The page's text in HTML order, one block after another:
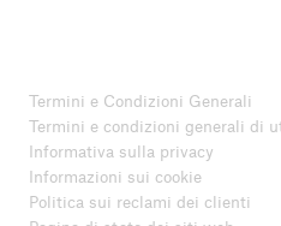
Termini e Condizioni Generali
Termini e condizioni generali di
Informativa sulla privacy
Informazioni sui cookie
Politica sui reclami dei clienti